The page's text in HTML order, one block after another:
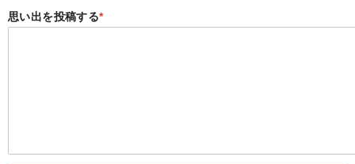
思い出を投稿する*